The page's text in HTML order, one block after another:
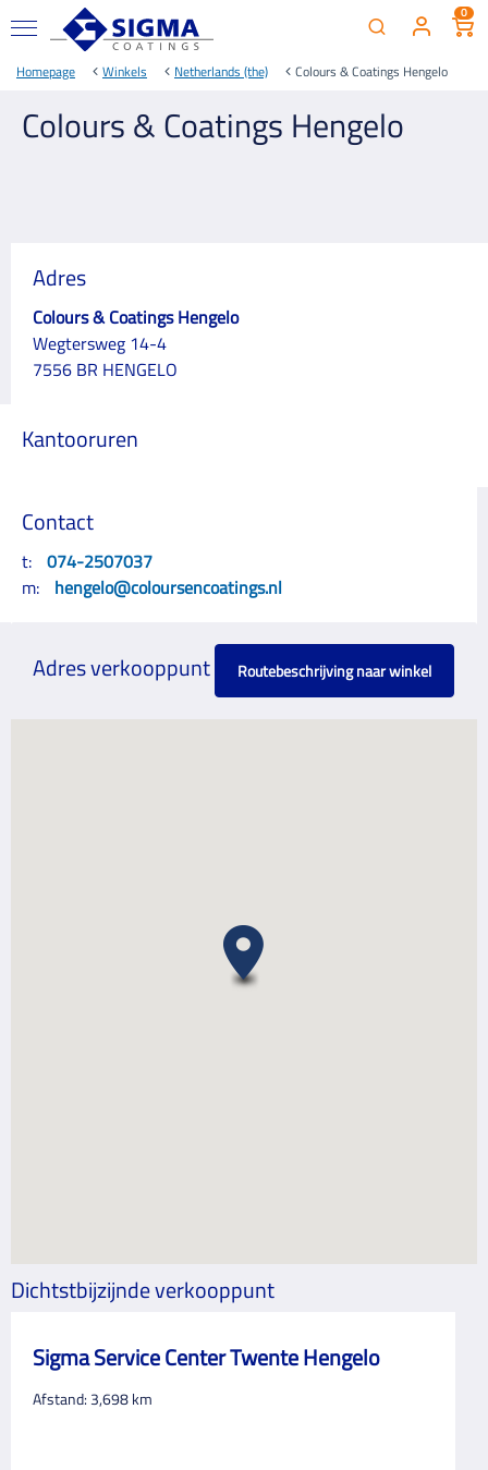
0
Homepage Winkels Netherlands (the) Colours & Coatings Hengelo
Colours & Coatings Hengelo
Adres
Colours & Coatings Hengelo
Wegtersweg 14-4
7556 BR HENGELO
Kantooruren
Contact
t: 074-2507037
m:
hengelo@coloursencoatings.nl
Adres verkooppunt Routebeschrijving naar winkel
Dichtstbijzijnde verkooppunt
Sigma Service Center Twente Hengelo
Afstand: 3,698km